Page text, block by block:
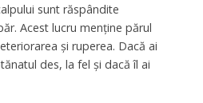
sunt răspândite
Acest lucru menține părul
și ruperea. Dacă ai
des, la fel și dacă îl ai